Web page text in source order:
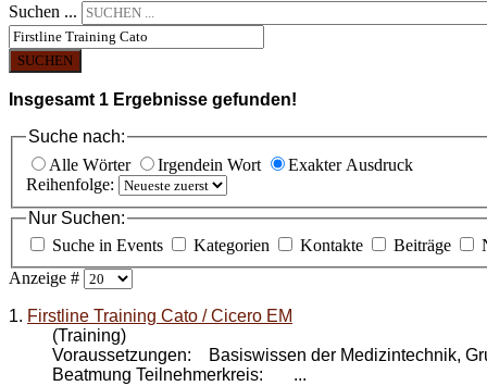
Suchen ...
SUCHEN
Insgesamt 1 Ergebnisse gefunden!
Suche nach:
Alle Wörter
Irgendein Wort
Exakter Ausdruck
Reihenfolge:
Nur Suchen:
Suche in Events
Kategorien Kontakte Beiträge
Anzeige #
1. Firstline Training Cato / Cicero EM
(Training)
Voraussetzungen: Basiswissen der Medizintechnik,
Beatmung Teilnehmerkreis: ...